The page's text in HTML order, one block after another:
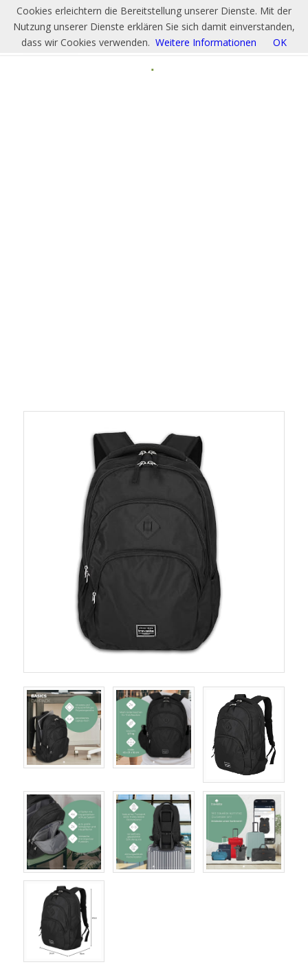
Cookies erleichtern die Bereitstellung unserer Dienste. Mit der
Nutzung unserer Dienste erklären Sie sich damit einverstanden,
dass wir Cookies verwenden. Weitere Informationen OK